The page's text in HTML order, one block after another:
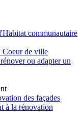
communautaire
Coeur de ville
ou adapter un
des façades
à la rénovation